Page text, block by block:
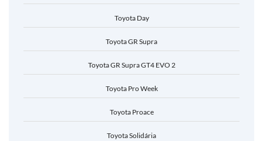
Toyota Day
Toyota GR Supra
Toyota GR Supra GT4 EVO 2
Toyota Pro Week
Toyota Proace
Toyota Solidária